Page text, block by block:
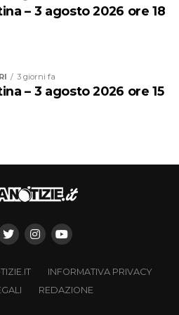
– 3 agosto 2026 ore 18
3 giorni fa
– 3 agosto 2026 ore 15
INFORMATIVA PRIVACY
REDAZIONE